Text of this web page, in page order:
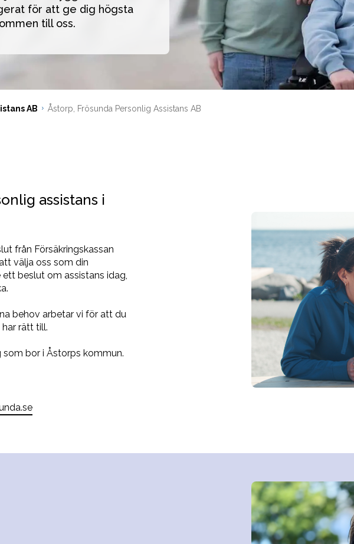
för att ge dig högsta
till oss.
AB Åstorp, Frösunda Personlig Assistans AB
assistans i
från Försäkringskassan
välja oss som din
ett beslut om assistans idag,
behov arbetar vi för att du
rätt till.
som bor i Åstorps kommun.